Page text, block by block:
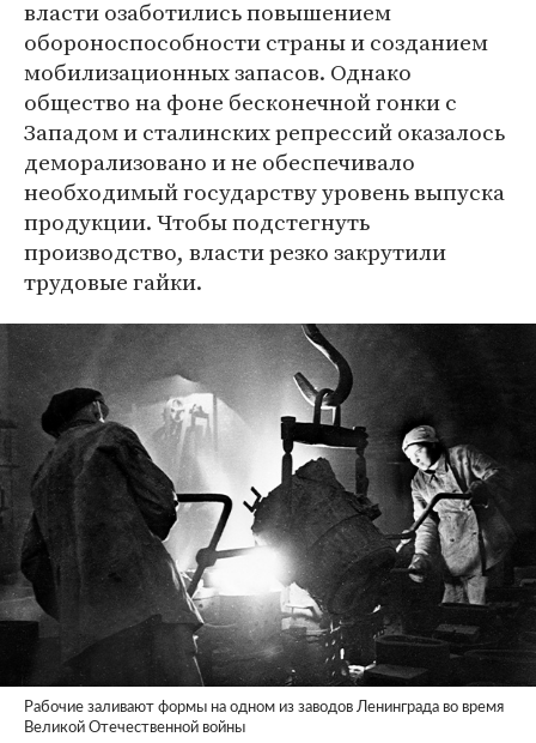
власти озаботились повышением
обороноспособности страны и созданием
мобилизационных запасов. Однако
общество на фоне бесконечной гонки с
Западом и сталинских репрессий оказалось
деморализовано и не обеспечивало
необходимый государству уровень выпуска
продукции. Чтобы подстегнуть
производство, власти резко закрутили
трудовые гайки.
Рабочие заливают формы на одном из заводов Ленинграда во время
Великой Отечественной войны